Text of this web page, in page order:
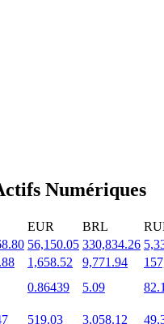
instantané
jetons populaires
Numériques
EUR BRL
56,150.05 330,834.26
1,658.52 9,771.94
0.86439 5.09
519.03 3,058.12